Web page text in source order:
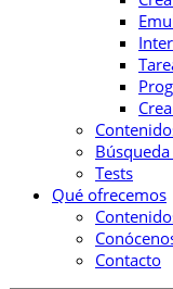
Tests
Qué ofrecemos
Contacto